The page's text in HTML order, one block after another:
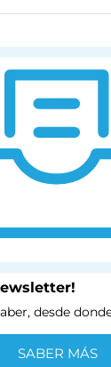
desde
SABER MÁS